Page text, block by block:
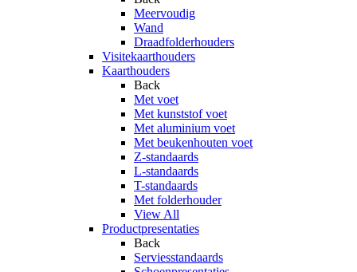
Meervoudig
Wand
Draadfolderhouders
Visitekaarthouders
Kaarthouders
Back
Met voet
Met kunststof voet
Met aluminium voet
Met beukenhouten voet
Z-standaards
L-standaards
T-standaards
Met folderhouder
View All
Productpresentaties
Back
Serviesstandaards